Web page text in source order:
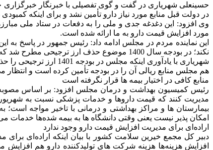
حسینعلی شهریاری در گفت و گوی تفصیلی با خبرنگار
در دولت قبل منابع مورد نیاز دارو تأمین نشد و برای اینکه کمبودی در
وی افزود: این دغدغه جدی و ملی را به دفعات در ستاد ملی
مورد افزایش قیمت دارو به ما ارائه شده است.
این نماینده مردم در مجلس ادامه داد: رئیس جمهور در پاسخ به
نکند؛ در بودجه سال 1400 موضوع حذف ارز ترجیحی مطرح شد که بنا به دلایلی انجام نشد هر چند شاهد افزایش قیمت برخی داروها بودیم.
شهریاری با
هم مجلس منابع ریالی آن را در بودجه تأمین کرده است و انتظار
منابع کافی در اختیار بیمه ها قرار نگرفته است
امکان پذیر نیست یعنی وقتی دانشگاه ها به بیمه شده‌ها
اراده‌ای برای مدیریت افزایش قیمت دارو وجود ندارد
دبیر کل مجمع خیرین سلامت کشور با بیان اینکه اراده‌ای
افزایش هزینه‌ها هزینه شرکت های تولیدکننده دارو هم